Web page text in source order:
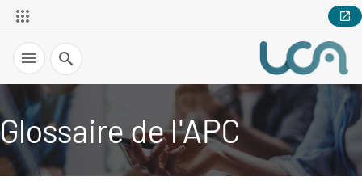
Recherche
Glossaire de l'APC